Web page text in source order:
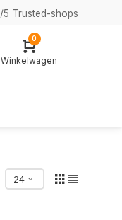
/5 Trusted-shops
0
Winkelwagen